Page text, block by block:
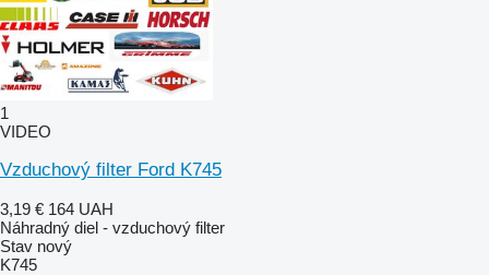
1
VIDEO
Vzduchový filter Ford K745
3,19 € 164 UAH
Náhradný diel - vzduchový filter
Stav nový
K745